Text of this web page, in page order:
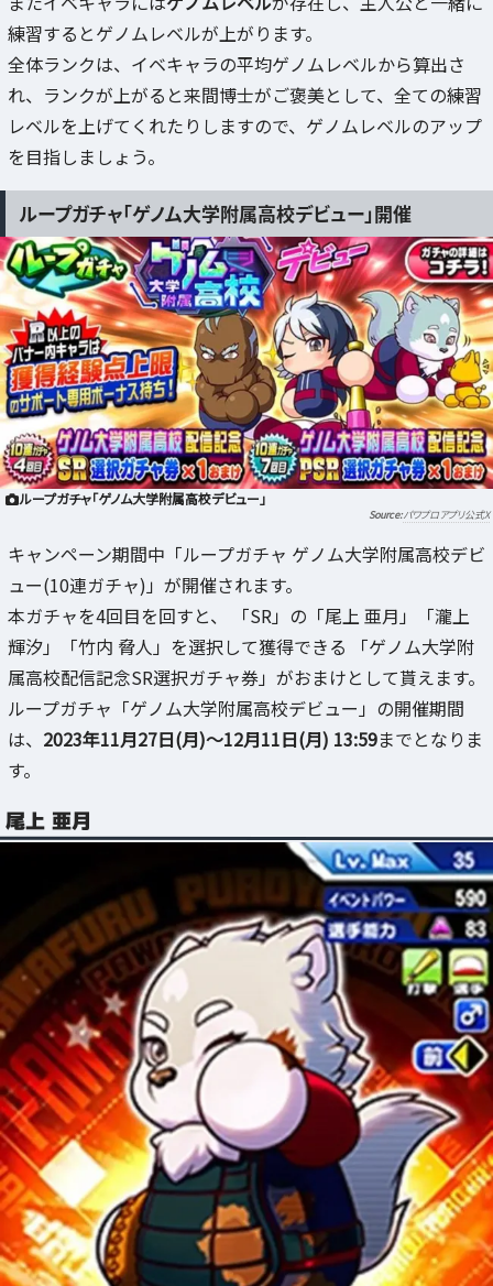
練習するとゲノムレベルが上がります。
全体ランクは、イベキャラの平均ゲノムレベルから算出さ
れ、ランクが上がると来間博士がご褒美として、全ての練習
レベルを上げてくれたりしますので、ゲノムレベルのアップ
を目指しましょう。
ループガチャ「ゲノム大学附属高校デビュー」開催
ループガチャ「ゲノム大学附属高校デビュー」
パワプロアプリ公式X
キャンペーン期間中「ループガチャ ゲノム大学附属高校デビ
ュー(10連ガチャ)」が開催されます。
本ガチャを4回目を回すと、 「SR」の「尾上 亜月」「瀧上
輝汐」「竹内 脅人」を選択して獲得できる 「ゲノム大学附
属高校配信記念SR選択ガチャ券」がおまけとして貰えます。
ループガチャ「ゲノム大学附属高校デビュー」の開催期間
は、 2023年11月27日(月)～12月11日(月) 13:59までとなりま
す。
尾上 亜月